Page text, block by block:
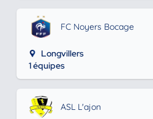
FC Noyers Bocage
Longvillers
1 équipes
ASL L'ajon